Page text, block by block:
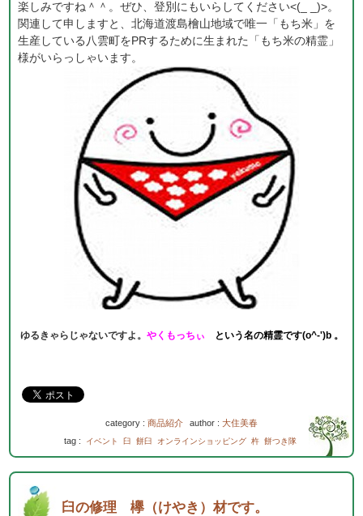
楽しみですね＾＾。ぜひ、登別にもいらしてください<(_ _)>。
関連して申しますと、北海道渡島檜山地域で唯一「もち米」を
生産している八雲町をPRするために生まれた「もち米の精霊」
様がいらっしゃいます。
ゆるきゃらじゃないですよ。 やくもっちぃ という名の精霊です(o^-')b 。
category :商品紹介 author : 大住美春
tag :
イベント 臼 餅臼 オンラインショッピング 杵 餅つき隊
臼の修理 欅（けやき）材です。